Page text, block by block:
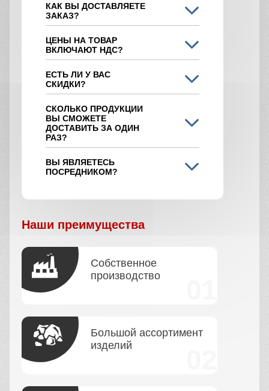
КАК ВЫ ДОСТАВЛЯЕТЕ
ЗАКАЗ?
ЦЕНЫ НА ТОВАР
ВКЛЮЧАЮТ НДС?
ЕСТЬ ЛИ У ВАС
СКИДКИ?
СКОЛЬКО ПРОДУКЦИИ
ВЫ СМОЖЕТЕ
ДОСТАВИТЬ ЗА ОДИН
РАЗ?
ВЫ ЯВЛЯЕТЕСЬ
ПОСРЕДНИКОМ?
Наши преимущества
Собственное
производство
Большой ассортимент
изделий